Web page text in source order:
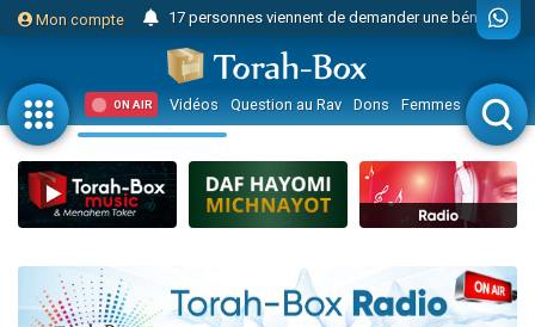
Mon compte
Il reste 49 places pour étudier en groupe sur Zoom
23 personnes viennent de faire un don pour Diane, 80 ans, dans un appartement insalubre
Eva vient de donner son Maasser
4 personnes viennent de nous rejoindre sur WhatsApp
3 personnes viennent de nous rejoindre sur WhatsApp
3 personnes viennent de faire un don pour 5 jours de vacances aux Orphelins
Odaya vient de donner son Maasser
ON AIR Vidéos Question au Rav Dons Femmes Enfants